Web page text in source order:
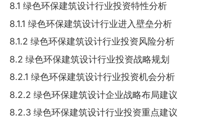
8.1 绿色环保建筑设计行业投资特性分析
8.1.1 绿色环保建筑设计行业进入壁垒分析
8.1.2 绿色环保建筑设计行业投资风险分析
8.2 绿色环保建筑设计行业投资战略规划
8.2.1 绿色环保建筑设计行业投资机会分析
8.2.2 绿色环保建筑设计企业战略布局建议
8.2.3 绿色环保建筑设计行业投资重点建议